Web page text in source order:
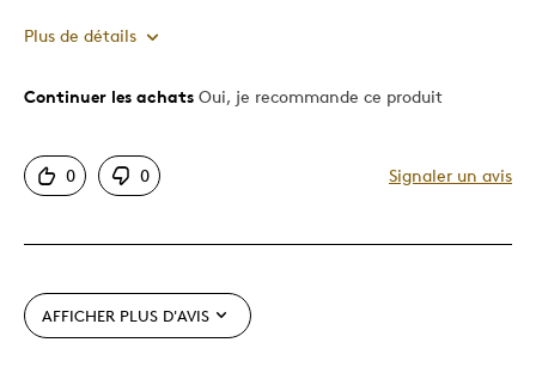
Plus de détails
Le pour
Décrivez-vous Guidé par la qualité
Continuer les achats Oui, je recommande ce produit
0 0 Signaler un avis
AFFICHER PLUS D'AVIS